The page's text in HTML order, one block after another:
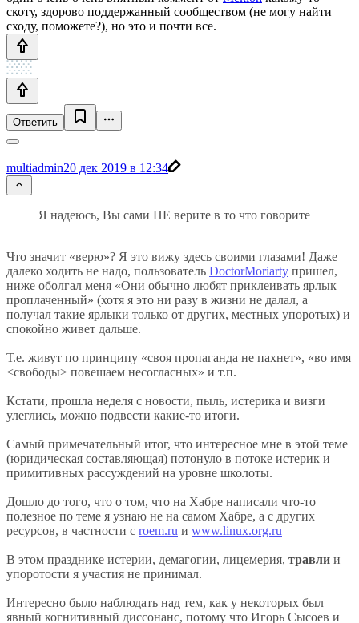
скоту, здорово поддержанный сообществом (не могу найти
сходу, поможете?), но это и почти все.
Ответить
multiadmin20 дек 2019 в 12:34
Я надеюсь, Вы сами НЕ верите в то что говорите
Что значит «верю»? Я это вижу здесь своими глазами! Даже
далеко ходить не надо, пользователь DoctorMoriarty пришел,
ниже оболгал меня «Они обычно любят приклеивать ярлык
проплаченный» (хотя я это ни разу в жизни не далал, а
получал такие ярлыки только от других, местных упоротых) и
спокойно живет дальше.
Т.е. живут по принципу «своя пропаганда не пахнет», «во имя
<свободы> повешаем несогласных» и т.п.
Кстати, прошла неделя с новости, пыль, истерика и визги
улеглись, можно подвести какие-то итоги.
Самый примечательный итог, что интересное мне в этой теме
(юридическая составляющая) потонуло в потоке истерик и
примитивных рассуждений на уровне школоты.
Дошло до того, что о том, что на Хабре написали что-то
полезное по теме я узнаю не на самом Хабре, а с других
ресурсов, в частности с roem.ru и www.linux.org.ru
В этом празднике истерии, демагогии, лицемерия, травли и
упоротости я участия не принимал.
Интересно было наблюдать над тем, как у некоторых был
явный когнитивный диссонанс, потому что Игорь Сысоев и